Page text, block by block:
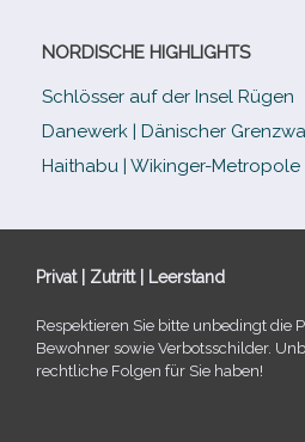
NORDISCHE HIGHLIGHTS
Schlösser auf der Insel Rügen
Danewerk | Dänischer
Haithabu | Wikinger-Metropole
Privat | Zutritt | Leerstand
Respektieren Sie bitte unbe­dingt die
Bewohner sowie Verbotsschilder.
recht­li­che Folgen für Sie haben!